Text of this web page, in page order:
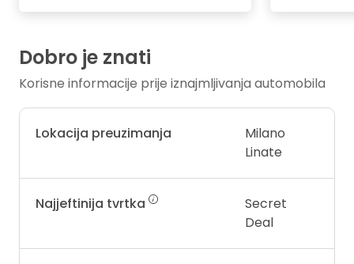
Dobro je znati
Korisne informacije prije iznajmljivanja automobila
Lokacija preuzimanja
Milano
Linate
Najjeftinija tvrtka
Secret
Deal